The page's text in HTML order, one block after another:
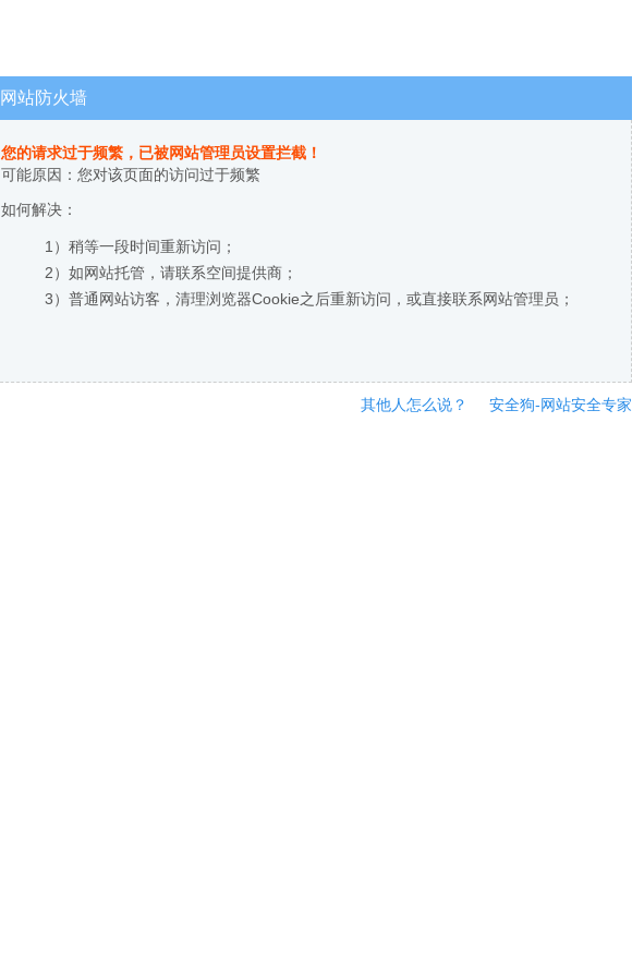
网站防火墙
您的请求过于频繁，已被网站管理员设置拦截！
可能原因：您对该页面的访问过于频繁
如何解决：
1）稍等一段时间重新访问；
2）如网站托管，请联系空间提供商；
3）普通网站访客，清理浏览器Cookie之后重新访问，或直接联系网站管理员；
其他人怎么说？ 安全狗-网站安全专家